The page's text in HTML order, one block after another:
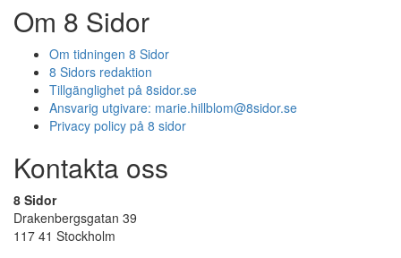
Om 8 Sidor
Om tidningen 8 Sidor
8 Sidors redaktion
Tillgänglighet på 8sidor.se
Ansvarig utgivare: marie.hillblom@8sidor.se
Privacy policy på 8 sidor
Kontakta oss
8 Sidor
Drakenbergsgatan 39
117 41 Stockholm